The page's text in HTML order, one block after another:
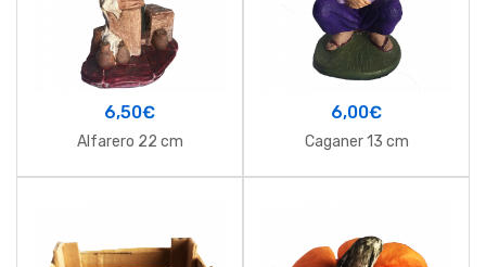
6,50€
Alfarero 22 cm
6,00€
Caganer 13 cm